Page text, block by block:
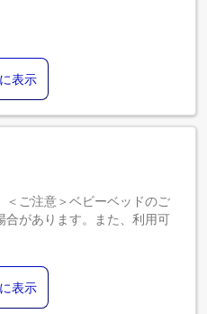
表示
＜ご注意＞ベビーベッドのご
合があります。また、利用可
れます。
お部屋タイプにより異なり
表示